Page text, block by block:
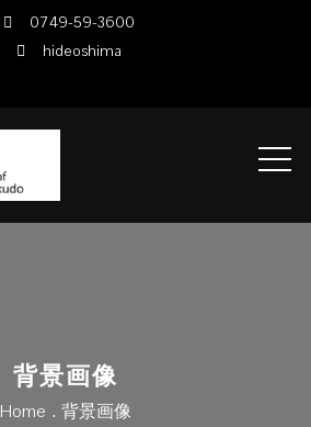
0749-59-3600
hideoshima
背景画像
Home 背景画像